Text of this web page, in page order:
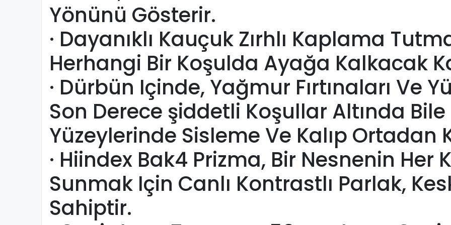
Yönünü Gösterir.
· Dayanıklı Kauçuk Zırhlı Kaplama
Herhangi Bir Koşulda Ayağa Kalkacak
· Dürbün Içinde, Yağmur Fırtınaları Ve
Son Derece şiddetli Koşullar Altında Bile
Yüzeylerinde Sisleme Ve Kalıp Ortadan
· Hiindex Bak4 Prizma, Bir Nesnenin Her
Sunmak Için Canlı Kontrastlı Parlak,
Sahiptir.